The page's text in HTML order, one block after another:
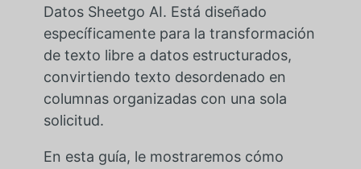
Datos Sheetgo AI. Está diseñado
específicamente para la transformación
de texto libre a datos estructurados,
convirtiendo texto desordenado en
columnas organizadas con una sola
solicitud.
En esta guía, le mostraremos cómo